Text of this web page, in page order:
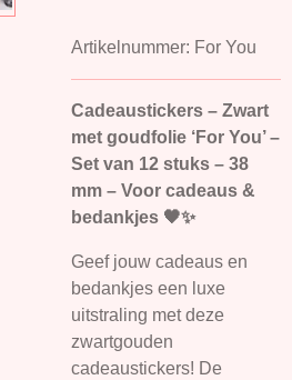
Artikelnummer: For You
Cadeaustickers – Zwart
met goudfolie ‘For You’ –
Set van 12 stuks – 38
mm – Voor cadeaus &
bedankjes 🖤✨
Geef jouw cadeaus en
bedankjes een luxe
uitstraling met deze
zwartgouden
cadeaustickers! De